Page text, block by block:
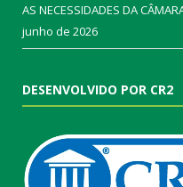
AS NECESSIDADES DA
junho de 2026
DESENVOLVIDO POR CR2